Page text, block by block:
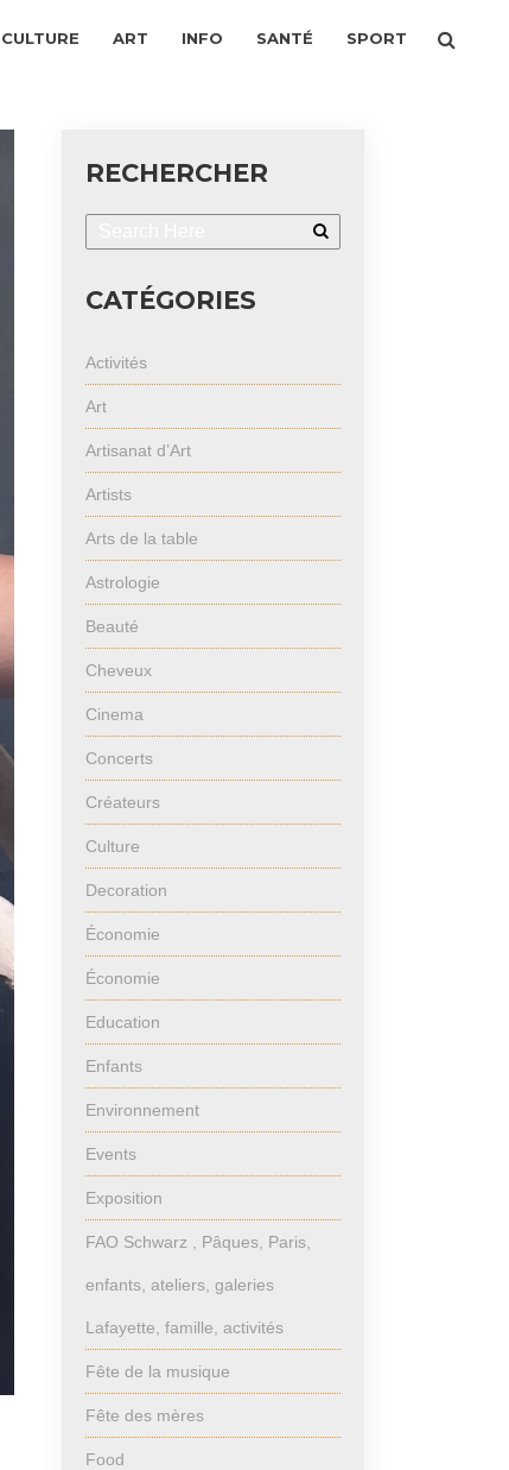
CULTURE ART INFO SANTÉ SPORT
RECHERCHER
CATÉGORIES
Activités
Art
Artisanat d’Art
Artists
Arts de la table
Astrologie
Beauté
Cheveux
Cinema
Concerts
Créateurs
Culture
Decoration
Économie
Économie
Education
Enfants
Environnement
Events
Exposition
FAO Schwarz , Pâques, Paris,
enfants, ateliers, galeries
Lafayette, famille, activités
Fête de la musique
Fête des mères
Food